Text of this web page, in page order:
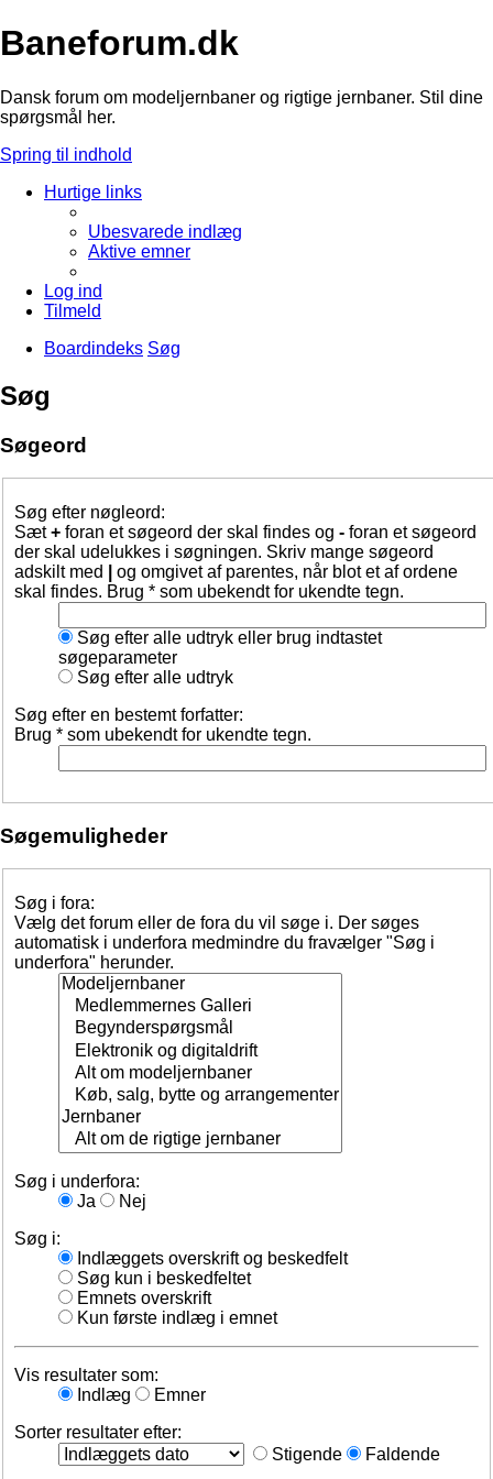
Baneforum.dk
Dansk forum om modeljernbaner og rigtige jernbaner. Stil dine
spørgsmål her.
Spring til indhold
Hurtige links
Ubesvarede indlæg
Aktive emner
Log ind
Tilmeld
Boardindeks Søg
Søg
Søgeord
Søg efter nøgleord:
Sæt+ foran et søgeord der skal findes og - foran et søgeord
der skal udelukkes i søgningen. Skriv mange søgeord
adskilt med
og omgivet af parentes, når blot et af ordene
skal findes. Brug * som ubekendt for ukendte tegn.
Søg efter alle udtryk eller brug indtastet
søgeparameter
Søg efter alle udtryk
Søg efter en bestemt forfatter:
Brug * som ubekendt for ukendte tegn.
Søgemuligheder
Søg i fora:
Vælg det forum eller de fora du vil søge i. Der søges
automatisk i underfora medmindre du fravælger "Søg i
underfora" herunder.
Søg i underfora:
Ja
Nej
Søg i:
Indlæggets overskrift og beskedfelt
Søg kun i beskedfeltet
Emnets overskrift
Kun første indlæg i emnet
Vis resultater som:
Indlæg
Emner
Sorter resultater efter:
Stigende
Faldende